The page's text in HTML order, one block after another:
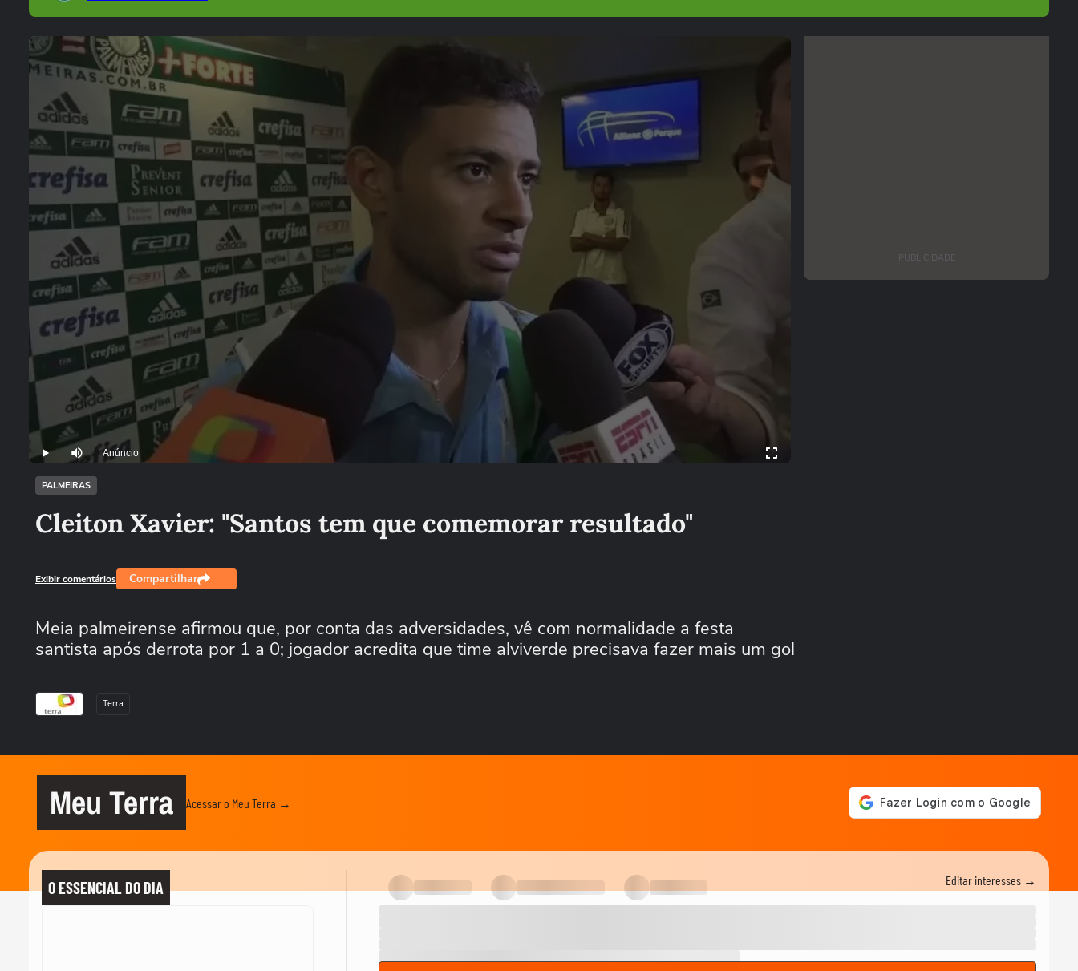
Play Mutar Anúncio
PALMEIRAS
Cleiton Xavier: "Santos tem que comemorar resultado"
Exibir comentários Compartilhar
Meia palmeirense afirmou que, por conta das adversidades, vê com normalidade a festa
santista após derrota por 1 a 0; jogador acredita que time alviverde precisava fazer mais um gol
Terra
PUBLICIDADE
Meu Terra Acessar o Meu Terra →
O ESSENCIAL DO DIA Editar interesses →